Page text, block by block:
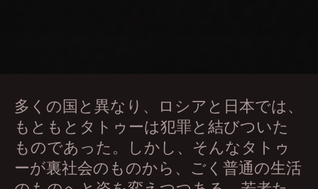
多くの国と異なり、ロシアと日本では、
もともとタトゥーは犯罪と結びついた
ものであった。しかし、そんなタトゥ
ーが裏社会のものから、ごく普通の生活